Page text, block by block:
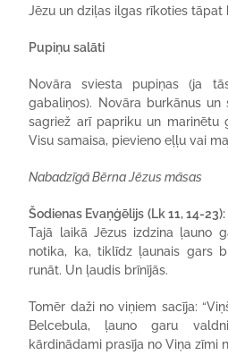
Jēzu un dziļas ilgas rīkoties tāpat
Pupiņu salāti
Novāra sviesta pupiņas (ja
gabaliņos). Novāra burkānus un
sagriež arī papriku un marinētu
Visu samaisa, pievieno eļļu vai
Nabadzīgā Bērna Jēzus māsas
Šodienas Evaņģēlijs (Lk 11, 14-23):
Tajā laikā Jēzus izdzina ļauno
notika, ka, tiklīdz ļaunais gars
runāt. Un ļaudis brīnījās.
Tomēr daži no viņiem sacīja:
Belcebula, ļauno garu
kārdinādami prasīja no Viņa zīmi